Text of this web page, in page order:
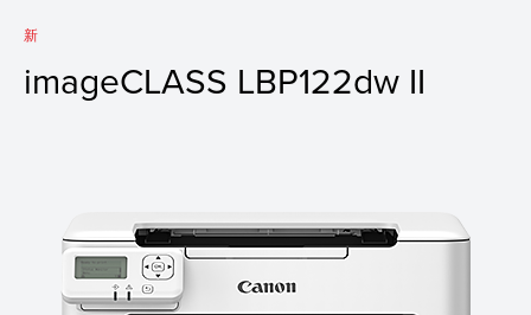
imageCLASS LBP122dw II
新
imageCLASS LBP122dw II